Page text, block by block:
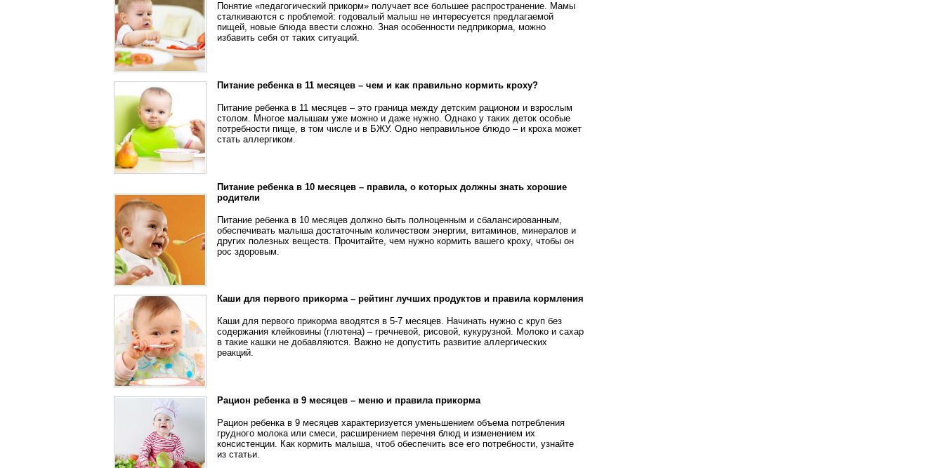
Понятие «педагогический прикорм» получает все большее распространение. Мамы
сталкиваются с проблемой: годовалый малыш не интересуется предлагаемой
пищей, новые блюда ввести сложно. Зная особенности педприкорма, можно
избавить себя от таких ситуаций.
Питание ребенка в 11 месяцев – чем и как правильно кормить кроху?
Питание ребенка в 11 месяцев – это граница между детским рационом и взрослым
столом. Многое малышам уже можно и даже нужно. Однако у таких деток особые
потребности пище, в том числе и в БЖУ. Одно неправильное блюдо – и кроха может
стать аллергиком.
Питание ребенка в 10 месяцев – правила, о которых должны знать хорошие
родители
Питание ребенка в 10 месяцев должно быть полноценным и сбалансированным,
обеспечивать малыша достаточным количеством энергии, витаминов, минералов и
других полезных веществ. Прочитайте, чем нужно кормить вашего кроху, чтобы он
рос здоровым.
Каши для первого прикорма – рейтинг лучших продуктов и правила кормления
Каши для первого прикорма вводятся в 5-7 месяцев. Начинать нужно с круп без
содержания клейковины (глютена) – гречневой, рисовой, кукурузной. Молоко и сахар
в такие кашки не добавляются. Важно не допустить развитие аллергических
реакций.
Рацион ребенка в 9 месяцев – меню и правила прикорма
Рацион ребенка в 9 месяцев характеризуется уменьшением объема потребления
грудного молока или смеси, расширением перечня блюд и изменением их
консистенции. Как кормить малыша, чтоб обеспечить все его потребности, узнайте
из статьи.